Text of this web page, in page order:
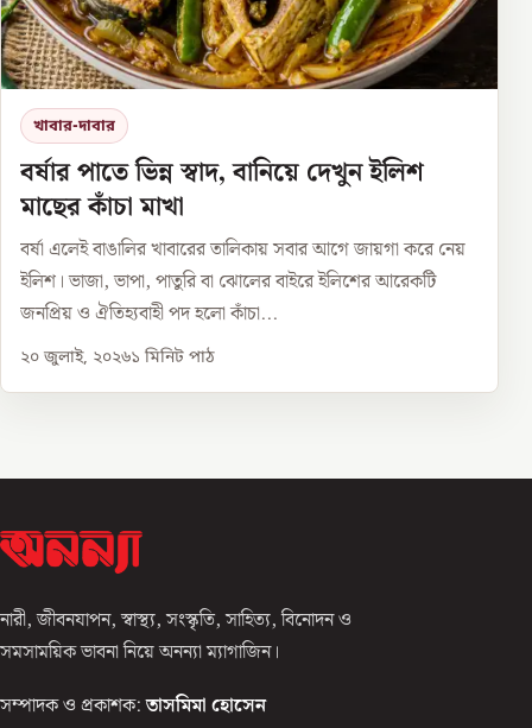
খাবার-দাবার
বর্ষার পাতে ভিন্ন স্বাদ, বানিয়ে দেখুন ইলিশ
মাছের কাঁচা মাখা
বর্ষা এলেই বাঙালির খাবারের তালিকায় সবার আগে জায়গা করে নেয়
ইলিশ। ভাজা, ভাপা, পাতুরি বা ঝোলের বাইরে ইলিশের আরেকটি
জনপ্রিয় ও ঐতিহ্যবাহী পদ হলো কাঁচা...
২০ জুলাই, ২০২৬১ মিনিট পাঠ
নারী, জীবনযাপন, স্বাস্থ্য, সংস্কৃতি, সাহিত্য, বিনোদন ও
সমসাময়িক ভাবনা নিয়ে অনন্যা ম্যাগাজিন।
সম্পাদক ও প্রকাশক: তাসমিমা হোসেন